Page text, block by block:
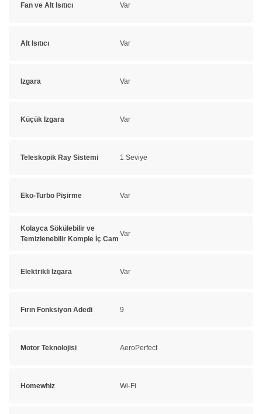
Fan ve Alt Isıtıcı Var
Alt Isıtıcı Var
Izgara Var
Küçük Izgara Var
Teleskopik Ray Sistemi 1 Seviye
Eko-Turbo Pişirme Var
Kolayca Sökülebilir ve
Temizlenebilir Komple İç Cam
Var
Elektrikli Izgara Var
Fırın Fonksiyon Adedi 9
Motor Teknolojisi AeroPerfect
Homewhiz Wi-Fi